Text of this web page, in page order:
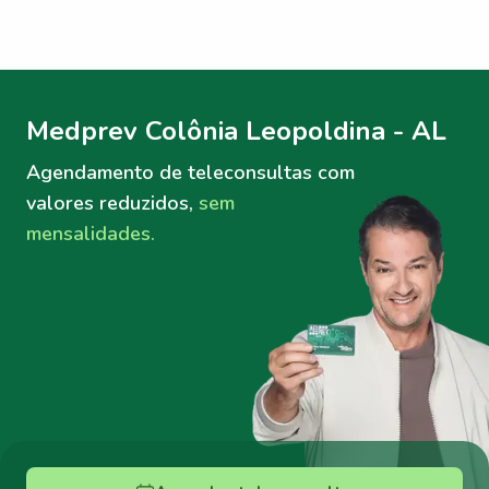
Medprev Colônia Leopoldina - AL
Agendamento de teleconsultas com
valores reduzidos, sem
mensalidades.